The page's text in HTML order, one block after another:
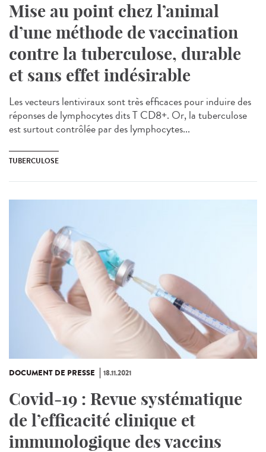
Mise au point chez l’animal
d’une méthode de vaccination
contre la tuberculose, durable
et sans effet indésirable
Les vecteurs lentiviraux sont très efficaces pour induire des
réponses de lymphocytes dits T CD8+. Or, la tuberculose
est surtout contrôlée par des lymphocytes...
TUBERCULOSE
DOCUMENT DE PRESSE 18.11.2021
Covid-19 : Revue systématique
de l’efficacité clinique et
immunologique des vaccins